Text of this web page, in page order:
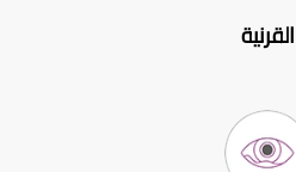
القرنية